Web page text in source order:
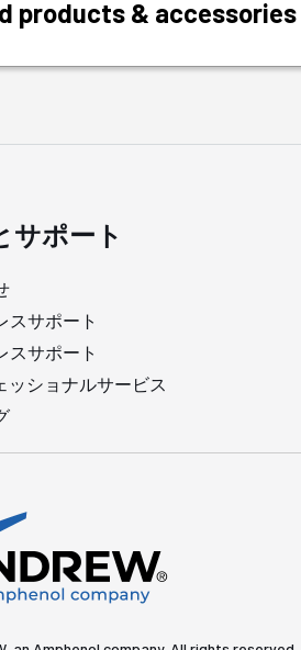
products & accessories
サポート
スサポート
スサポート
ッショナルサービス